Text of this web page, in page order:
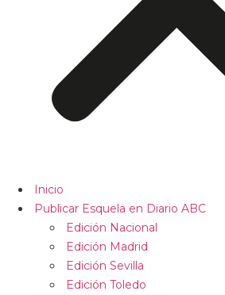
Inicio
Publicar Esquela en Diario ABC
Edición Nacional
Edición Madrid
Edición Sevilla
Edición Toledo